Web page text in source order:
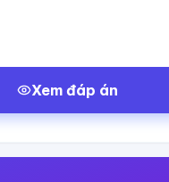
Xem đáp án